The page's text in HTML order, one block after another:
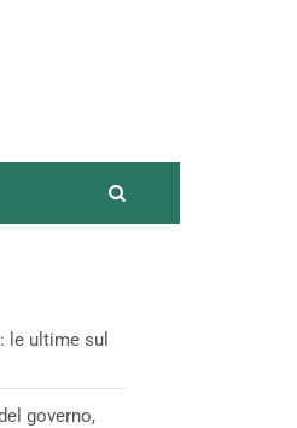
le ultime sul
governo,